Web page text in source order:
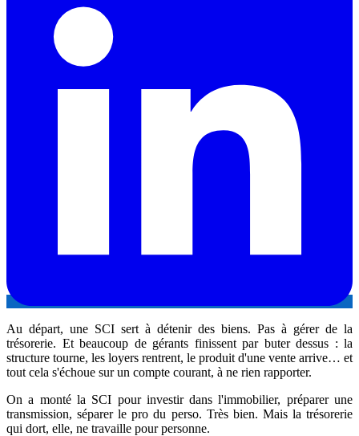
Au départ, une SCI sert à détenir des biens. Pas à gérer de la
trésorerie. Et beaucoup de gérants finissent par buter dessus : la
structure tourne, les loyers rentrent, le produit d'une vente arrive… et
tout cela s'échoue sur un compte courant, à ne rien rapporter.
On a monté la SCI pour investir dans l'immobilier, préparer une
transmission, séparer le pro du perso. Très bien. Mais la trésorerie
qui dort, elle, ne travaille pour personne.